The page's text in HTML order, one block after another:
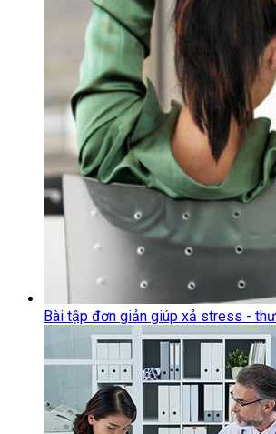
Bài tập đơn giản giúp xả stress -